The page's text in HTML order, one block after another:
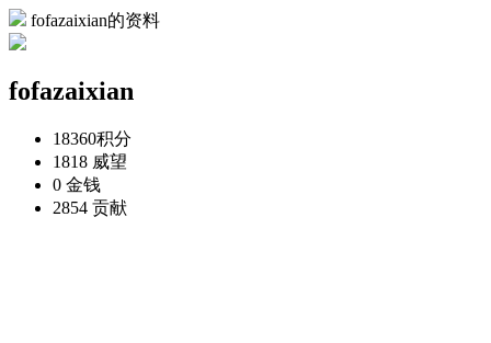
fofazaixian的资料
fofazaixian
18360积分
1818 威望
0 金钱
2854 贡献